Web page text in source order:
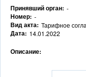
Принявший орган: -
Номер: -
Вид акта: Тарифное
Дата: 14.01.2022
Описание: